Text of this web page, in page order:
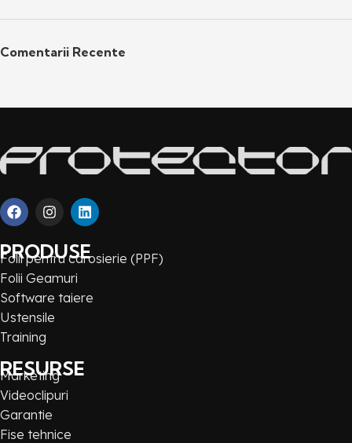
Comentarii Recente
PRODUSE
Folii pentru carosierie (PPF)
Folii Geamuri
Software taiere
Ustensile
Training
RESURSE
Marketing
Videoclipuri
Garantie
Fise tehnice